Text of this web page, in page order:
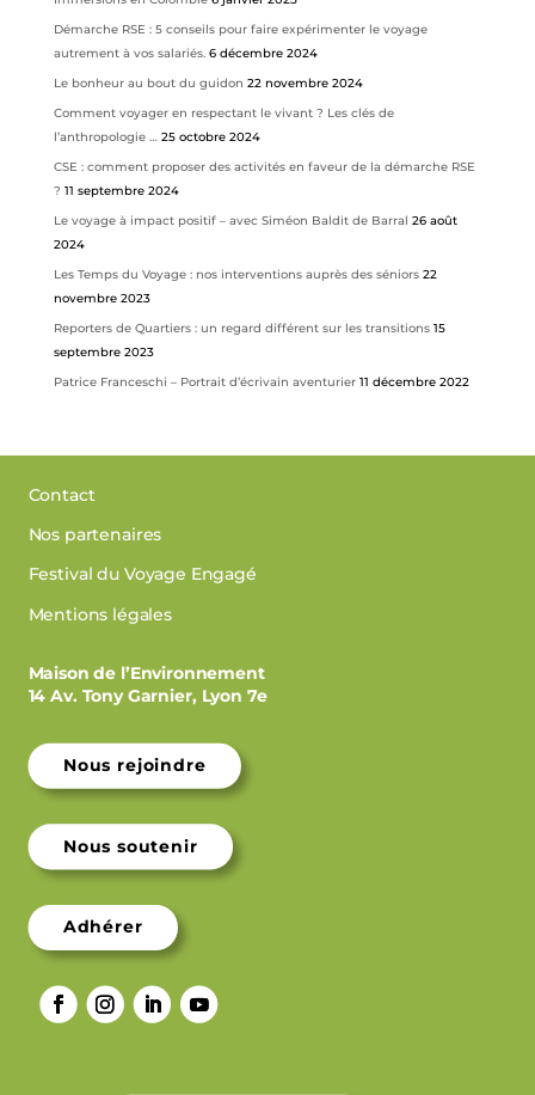
Démarche RSE : 5 conseils pour faire expérimenter le voyage
autrement à vos salariés. 6 décembre 2024
Le bonheur au bout du guidon 22 novembre 2024
Comment voyager en respectant le vivant ? Les clés de
l’anthropologie … 25 octobre 2024
CSE : comment proposer des activités en faveur de la démarche RSE
? 11 septembre 2024
Le voyage à impact positif – avec Siméon Baldit de Barral 26 août
2024
Les Temps du Voyage : nos interventions auprès des séniors 22
novembre 2023
Reporters de Quartiers : un regard différent sur les transitions 15
septembre 2023
Patrice Franceschi – Portrait d’écrivain aventurier 11 décembre 2022
Contact
Nos partenaires
Festival du Voyage Engagé
Mentions légales
Maison de l’Environnement
14 Av. Tony Garnier, Lyon 7e
Nous rejoindre
Nous soutenir
Adhérer